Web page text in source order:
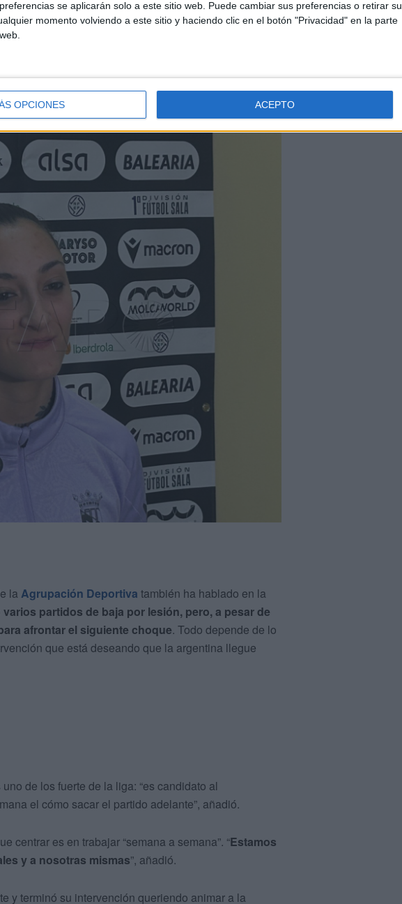
se aplicarán solo a este sitio web. Puede cambiar sus preferencias o retirar su
momento volviendo a este sitio y haciendo clic en el botón "Privacidad" en la parte
OPCIONES ACEPTO
la Agrupación Deportiva también ha hablado en la
partidos de baja por lesión, pero, a pesar de
afrontar el siguiente choque. Todo depende de lo
que está deseando que la argentina llegue
de los fuerte de la liga: “es candidato al
el cómo sacar el partido adelante”, añadió.
centrar es en trabajar “semana a semana”. “Estamos
y a nosotras mismas”, añadió.
y terminó su intervención queriendo animar a la